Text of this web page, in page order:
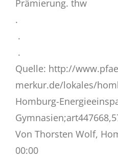
Prämierung. thw
.
.
.
Quelle: http://
merkur.de/lokales/
Homburg-
Von Thorsten Wolf,
00:00